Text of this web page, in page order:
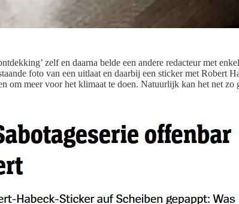
zelf en daarna belde een andere redacteur met
foto van een uitlaat en daarbij een sticker met Robert
meer voor het klimaat te doen. Natuurlijk kan het net zo